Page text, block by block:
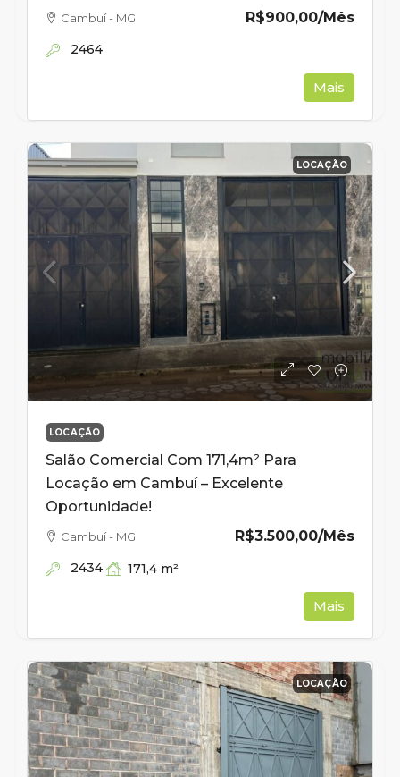
R$900,00/Mês
Cambuí - MG
2464
Mais
LOCAÇÃO
LOCAÇÃO
Salão Comercial Com 171,4m² Para
Locação em Cambuí – Excelente
Oportunidade!
R$3.500,00/Mês
Cambuí - MG
2434 171,4 m²
Mais
LOCAÇÃO